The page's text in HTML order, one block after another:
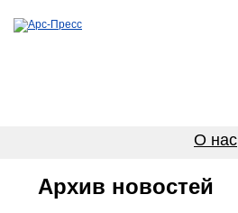
О нас
Архив новостей